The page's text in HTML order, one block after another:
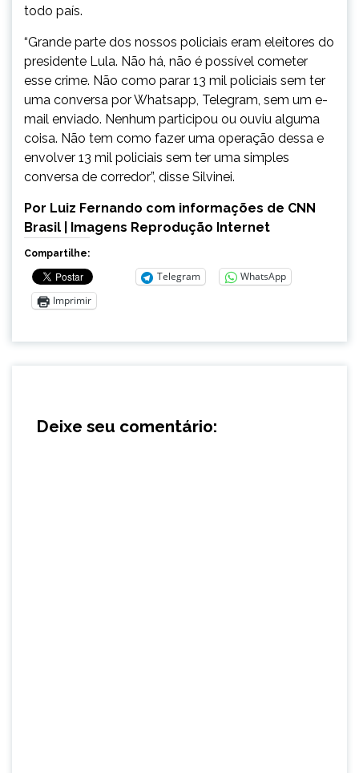
todo país.
“Grande parte dos nossos policiais eram eleitores do
presidente Lula. Não há, não é possível cometer
esse crime. Não como parar 13 mil policiais sem ter
uma conversa por Whatsapp, Telegram, sem um e-
mail enviado. Nenhum participou ou ouviu alguma
coisa. Não tem como fazer uma operação dessa e
envolver 13 mil policiais sem ter uma simples
conversa de corredor”, disse Silvinei.
Por Luiz Fernando com informações de CNN
Brasil | Imagens Reprodução Internet
Compartilhe:
Telegram
WhatsApp
Imprimir
Deixe seu comentário: